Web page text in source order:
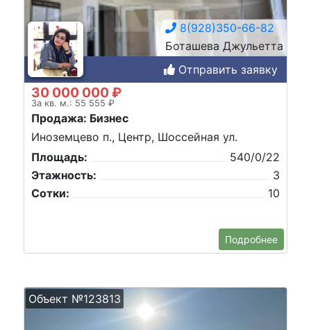
8(928)350-66-82
Боташева Джульетта
Отправить заявку
30 000 000 ₽
За кв. м.: 55 555 ₽
Продажа: Бизнес
Иноземцево п., Центр, Шоссейная ул.
Площадь:
540/0/22
Этажность:
3
Сотки:
10
Подробнее
Объект №123813